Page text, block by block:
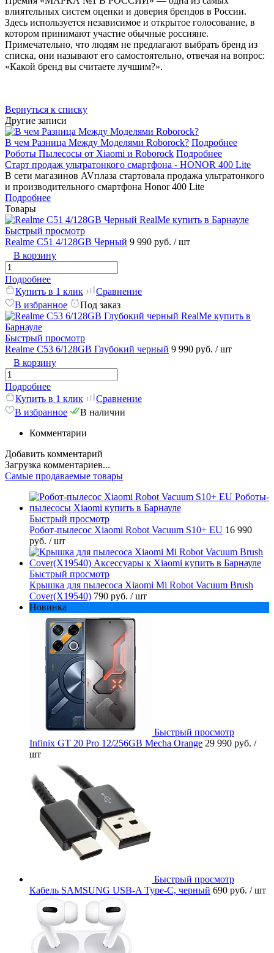
влиятельных систем оценки и доверия брендов в России.
Здесь используется независимое и открытое голосование, в
котором принимают участие обычные россияне.
Примечательно, что людям не предлагают выбрать бренд из
списка, они называют его самостоятельно, отвечая на вопрос:
«Какой бренд вы считаете лучшим?».
Вернуться к списку
Другие записи
В чем Разница Между Моделями Roborock? Подробнее
Роботы Пылесосы от Xiaomi и Roborock Подробнее
Старт продаж ультратонкого смартфона - HONOR 400 Lite
В сети магазинов AVплаза стартовала продажа ультратонкого
и производительного смартфона Honor 400 Lite
Подробнее
Товары
Быстрый просмотр
Realme C51 4/128GB Черный 9 990 руб. / шт
В корзину
Подробнее
Купить в 1 клик
Сравнение
В избранное
Под заказ
Быстрый просмотр
Realme C53 6/128GB Глубокий черный 9 990 руб. / шт
В корзину
Подробнее
Купить в 1 клик
Сравнение
В избранное
В наличии
Комментарии
Добавить комментарий
Загрузка комментариев...
Самые продаваемые товары
Быстрый просмотр
Робот-пылесос Xiaomi Robot Vacuum S10+ EU 16 990
руб. / шт
Быстрый просмотр
Крышка для пылесоса Xiaomi Mi Robot Vacuum Brush
Cover(X19540) 790 руб. / шт
Новинка
Быстрый просмотр
Infinix GT 20 Pro 12/256GB Mecha Orange 29 990 руб. /
шт
Быстрый просмотр
Кабель SAMSUNG USB-A Type-C, черный 690 руб. / шт